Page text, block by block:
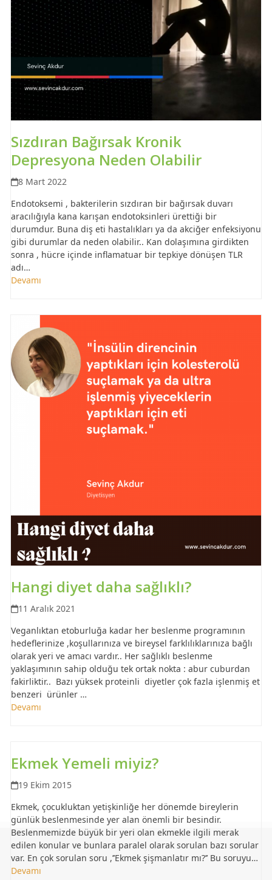
Sızdıran Bağırsak Kronik
Depresyona Neden Olabilir
8 Mart 2022
Endotoksemi , bakterilerin sızdıran bir bağırsak duvarı
aracılığıyla kana karışan endotoksinleri ürettiği bir
durumdur. Buna diş eti hastalıkları ya da akciğer enfeksiyonu
gibi durumlar da neden olabilir.. Kan dolaşımına girdikten
sonra , hücre içinde inflamatuar bir tepkiye dönüşen TLR
adı…
Devamı
Hangi diyet daha sağlıklı?
11 Aralık 2021
Veganlıktan etoburluğa kadar her beslenme programının
hedeflerinize ,koşullarınıza ve bireysel farklılıklarınıza bağlı
olarak yeri ve amacı vardır.. Her sağlıklı beslenme
yaklaşımının sahip olduğu tek ortak nokta : abur cuburdan
fakirliktir.. Bazı yüksek proteinli diyetler çok fazla işlenmiş et
benzeri ürünler …
Devamı
Ekmek Yemeli miyiz?
19 Ekim 2015
Ekmek, çocukluktan yetişkinliğe her dönemde bireylerin
günlük beslenmesinde yer alan önemli bir besindir.
Beslenmemizde büyük bir yeri olan ekmekle ilgili merak
edilen konular ve bunlara paralel olarak sorulan bazı sorular
var. En çok sorulan soru ,’’Ekmek şişmanlatır mı?’’ Bu soruyu…
Devamı